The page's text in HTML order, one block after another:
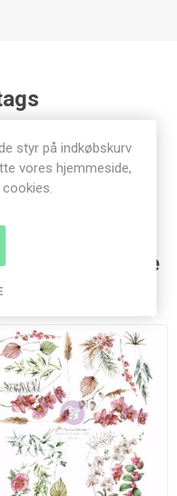
, transfers (187)
,
(185)
vare købte
styr på indkøbskurv
vores hjemmeside,